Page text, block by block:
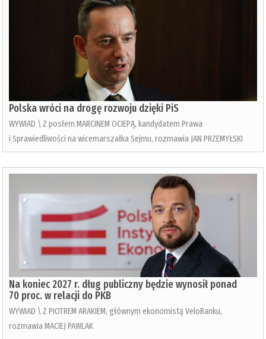
Polska wróci na drogę rozwoju dzięki PiS
WYWIAD \ Z posłem MARCINEM OCIEPĄ, kandydatem Prawa
i Sprawiedliwości na wicemarszałka Sejmu, rozmawia JAN PRZEMYŁSKI
Na koniec 2027 r. dług publiczny będzie wynosił ponad
70 proc. w relacji do PKB
WYWIAD \ Z PIOTREM ARAKIEM, głównym ekonomistą VeloBanku,
rozmawia MACIEJ PAWLAK